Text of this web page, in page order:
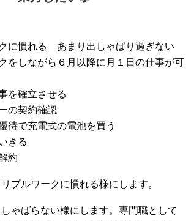
に慣れる あまり出しゃばり過ぎない
をしながら６月以降に月１日の仕事が可
を確立させる
の契約確認
待で充電式の電池を買う
きる
約
プルワークに慣れる様にします。
ゃばらない様にします。専門職として